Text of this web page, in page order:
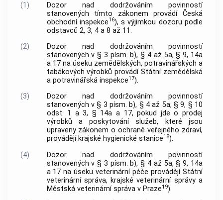
(1)
Dozor nad dodržováním povinností
stanovených tímto zákonem provádí Česká
obchodní inspekce16), s výjimkou dozoru podle
odstavců 2, 3, 4 a 8 až 11.
(2)
Dozor nad dodržováním povinností
stanovených v § 3 písm. b), § 4 až 5a, § 9, 14a
a 17 na úseku zemědělských, potravinářských a
tabákových výrobků provádí Státní zemědělská
a potravinářská inspekce17).
(3)
Dozor nad dodržováním povinností
stanovených v § 3 písm. b), § 4 až 5a, § 9, § 10
odst. 1 a 3, § 14a a 17, pokud jde o prodej
výrobků a poskytování služeb, které jsou
upraveny zákonem o ochraně veřejného zdraví,
provádějí krajské hygienické stanice18).
(4)
Dozor nad dodržováním povinností
stanovených v § 3 písm. b), § 4 až 5a, § 9, 14a
a 17 na úseku veterinární péče provádějí Státní
veterinární správa, krajské veterinární správy a
Městská veterinární správa v Praze19).